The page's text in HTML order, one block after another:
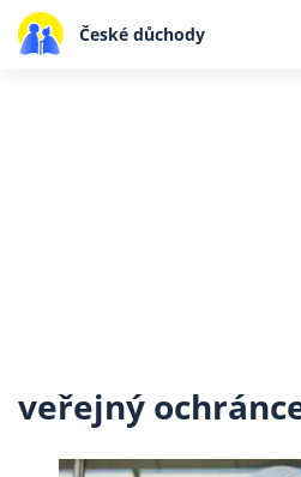
České důchody
veřejný